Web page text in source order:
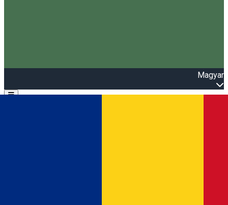
Magyar
Open main menu